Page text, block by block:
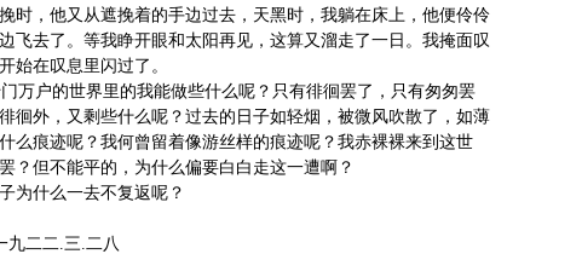
时，他又从遮挽着的手边过去，天黑时，我躺在床上，他便伶伶
飞去了。等我睁开眼和太阳再见，这算又溜走了一日。我掩面叹
始在叹息里闪过了。
万户的世界里的我能做些什么呢？只有徘徊罢了，只有匆匆罢
徊外，又剩些什么呢？过去的日子如轻烟，被微风吹散了，如薄
么痕迹呢？我何曾留着像游丝样的痕迹呢？我赤裸裸来到这世
？但不能平的，为什么偏要白白走这一遭啊？
为什么一去不复返呢？
九二二.三.二八